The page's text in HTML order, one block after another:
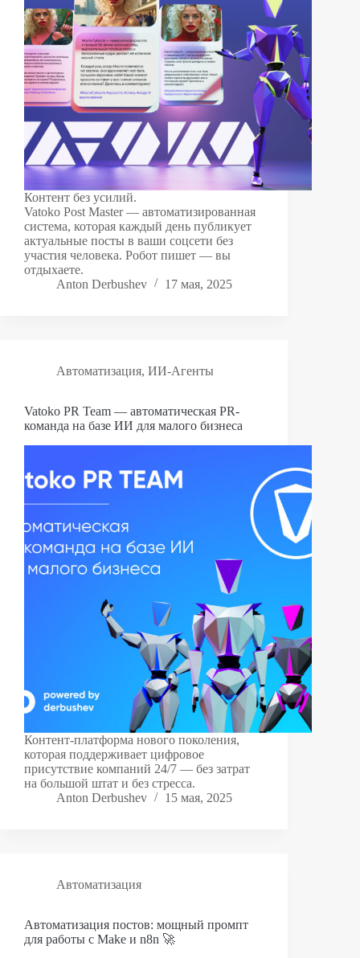
Контент без усилий.
Vatoko Post Master — автоматизированная
система, которая каждый день публикует
актуальные посты в ваши соцсети без
участия человека. Робот пишет — вы
отдыхаете.
Anton Derbushev
17 мая, 2025
Автоматизация, ИИ-Агенты
Vatoko PR Team — автоматическая PR-
команда на базе ИИ для малого бизнеса
Контент-платформа нового поколения,
которая поддерживает цифровое
присутствие компаний 24/7 — без затрат
на большой штат и без стресса.
Anton Derbushev
15 мая, 2025
Автоматизация
Автоматизация постов: мощный промпт
для работы с Make и n8n 🚀